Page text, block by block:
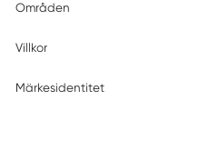
Områden
Villkor
Märkesidentitet